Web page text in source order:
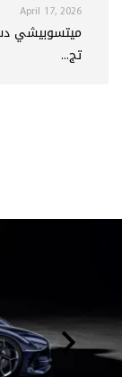
April 17, 2026
تج...